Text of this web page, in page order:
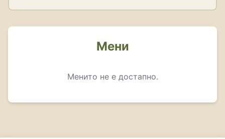
Мени
Менито не е достапно.